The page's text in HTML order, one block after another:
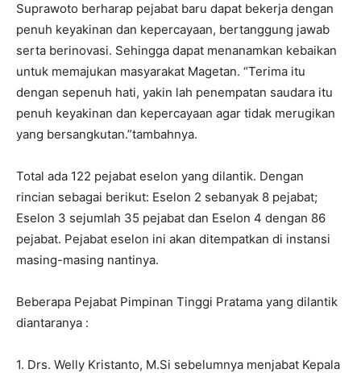
Suprawoto berharap pejabat baru dapat bekerja dengan
penuh keyakinan dan kepercayaan, bertanggung jawab
serta berinovasi. Sehingga dapat menanamkan kebaikan
untuk memajukan masyarakat Magetan. “Terima itu
dengan sepenuh hati, yakin lah penempatan saudara itu
penuh keyakinan dan kepercayaan agar tidak merugikan
yang bersangkutan.”tambahnya.
Total ada 122 pejabat eselon yang dilantik. Dengan
rincian sebagai berikut: Eselon 2 sebanyak 8 pejabat;
Eselon 3 sejumlah 35 pejabat dan Eselon 4 dengan 86
pejabat. Pejabat eselon ini akan ditempatkan di instansi
masing-masing nantinya.
Beberapa Pejabat Pimpinan Tinggi Pratama yang dilantik
diantaranya :
1. Drs. Welly Kristanto, M.Si sebelumnya menjabat Kepala